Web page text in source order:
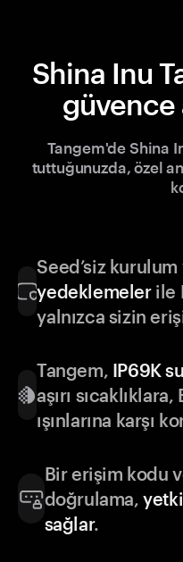
Shina Inu
güvence
Tangem'de Shina
tuttuğunuzda, özel
Seed’siz
yedeklemelerile
yalnızca sizin
Tangem, IP69K
aşırı
ışınlarına karşı
Bir erişim kodu
doğrulama,
sağlar.